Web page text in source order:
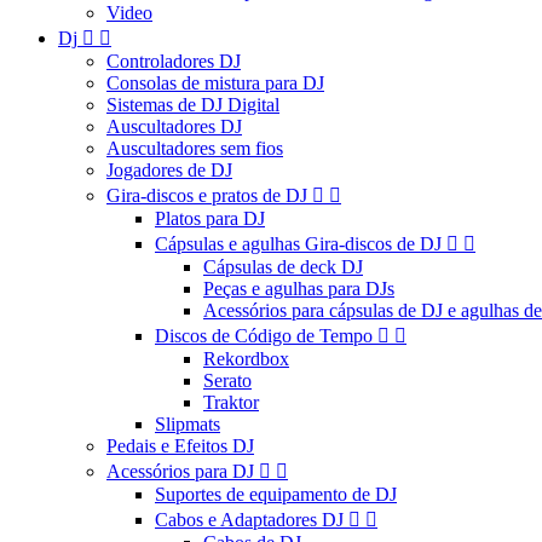
Video
Dj  
Controladores DJ
Consolas de mistura para DJ
Sistemas de DJ Digital
Auscultadores DJ
Auscultadores sem fios
Jogadores de DJ
Gira-discos e pratos de DJ  
Platos para DJ
Cápsulas e agulhas Gira-discos de DJ  
Cápsulas de deck DJ
Peças e agulhas para DJs
Acessórios para cápsulas de DJ e agulhas
Discos de Código de Tempo  
Rekordbox
Serato
Traktor
Slipmats
Pedais e Efeitos DJ
Acessórios para DJ  
Suportes de equipamento de DJ
Cabos e Adaptadores DJ  